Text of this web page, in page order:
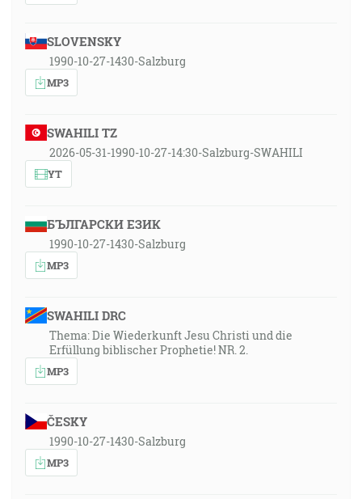
SLOVENSKY
1990-10-27-1430-Salzburg
MP3
SWAHILI TZ
2026-05-31-1990-10-27-14:30-Salzburg-SWAHILI
YT
БЪЛГАРСКИ ЕЗИК
1990-10-27-1430-Salzburg
MP3
SWAHILI DRC
Thema: Die Wiederkunft Jesu Christi und die
Erfüllung biblischer Prophetie! NR. 2.
MP3
ČESKY
1990-10-27-1430-Salzburg
MP3